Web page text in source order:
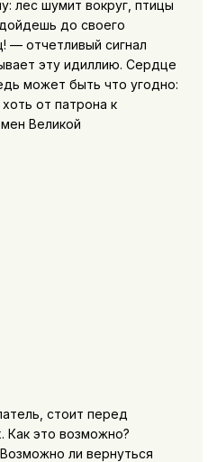
лес шумит вокруг, птицы
до своего
— отчетливый сигнал
эту идиллию. Сердце
может быть что угодно:
от патрона к
Великой
стоит перед
Как это возможно?
ли вернуться